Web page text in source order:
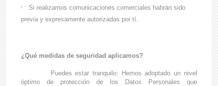
Si realizamos comunicaciones comerciales habrán sido
previa y expresamente autorizadas por tí.
¿Qué medidas de seguridad aplicamos?
Puedes estar tranquilo: Hemos adoptado un nivel
óptimo de protección de los Datos Personales que